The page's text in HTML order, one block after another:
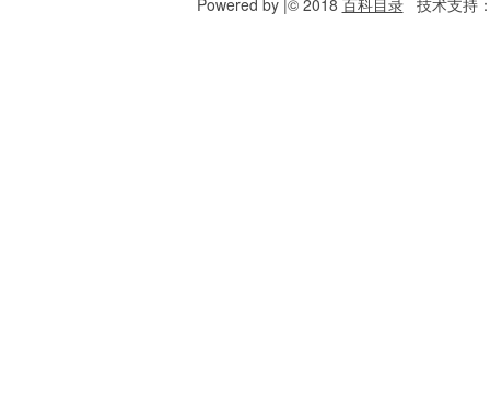
Powered by |© 2018 百科目录技术支持